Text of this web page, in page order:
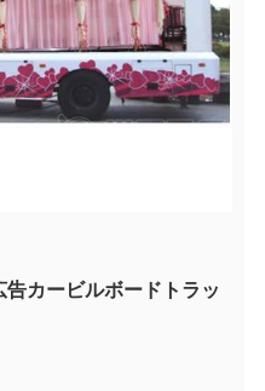
カービルボードトラッ